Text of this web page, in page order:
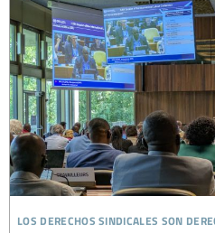
los derechos sindicales son